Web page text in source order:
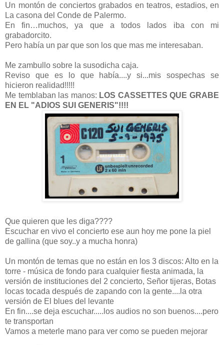
Un montón de conciertos grabados en teatros, estadios, en
La casona del Conde de Palermo.
En fin…muchos, ya que a todos lados iba con mi
grabadorcito.
Pero había un par que son los que mas me interesaban.
Me zambullo sobre la susodicha caja.
Reviso que es lo que había....y si...mis sospechas se
hicieron realidad!!!!!
Me temblaban las manos: LOS CASSETTES QUE GRABE
EN EL "ADIOS SUI GENERIS"!!!!
Que quieren que les diga????
Escuchar en vivo el concierto ese aun hoy me pone la piel
de gallina (que soy..y a mucha honra)
Un montón de temas que no están en los 3 discos: Alto en la
torre - música de fondo para cualquier fiesta animada, la
versión de instituciones del 2 concierto, Señor tijeras, Botas
locas tocada después de zapando con la gente....la otra
versión de El blues del levante
En fin....se deja escuchar.....los audios no son buenos....pero
te transportan
Vamos a meterle mano para ver como se pueden mejorar